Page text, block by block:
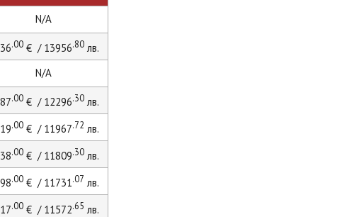
N/A
.00€ / 13956.80лв.
N/A
.00€ / 12296.30лв.
.00€ / 11967.72 лв.
.00€ / 11809.30лв.
.00€ / 11731.07 лв.
.00€ / 11572.65 лв.